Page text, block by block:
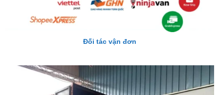
Đối tác vận đơn